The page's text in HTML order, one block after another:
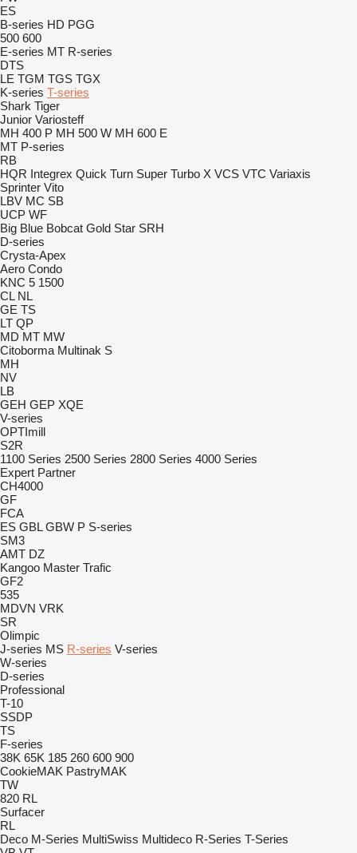
ES
B-series HD PGG
500 600
E-series MT R-series
DTS
LE TGM TGS TGX
K-series T-series
Shark Tiger
Junior Variosteff
MH 400 P MH 500 W MH 600 E
MT P-series
RB
HQR Integrex Quick Turn Super Turbo X VCS VTC Variaxis
Sprinter Vito
LBV MC SB
UCP WF
Big Blue Bobcat Gold Star SRH
D-series
Crysta-Apex
Aero Condo
KNC 5 1500
CL NL
GE TS
LT QP
MD MT MW
Citoborma Multinak S
MH
NV
LB
GEH GEP XQE
V-series
OPTImill
S2R
1100 Series 2500 Series 2800 Series 4000 Series
Expert Partner
CH4000
GF
FCA
ES GBL GBW P S-series
SM3
AMT DZ
Kangoo Master Trafic
GF2
535
MDVN VRK
SR
Olimpic
J-series MS R-series V-series
W-series
D-series
Professional
T-10
SSDP
TS
F-series
38K 65K 185 260 600 900
CookieMAK PastryMAK
TW
820 RL
Surfacer
RL
Deco M-Series MultiSwiss Multideco R-Series T-Series